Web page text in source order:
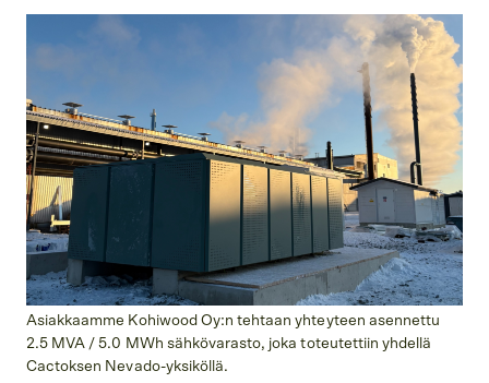
Asiakkaamme Kohiwood Oy:n tehtaan yhteyteen asennettu
2.5 MVA / 5.0 MWh sähkövarasto, joka toteutettiin yhdellä
Cactoksen Nevado-yksiköllä.